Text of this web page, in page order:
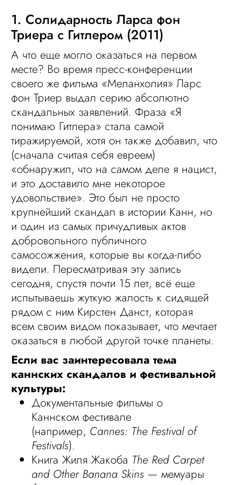
1. Солидарность Ларса фон
Триера с Гитлером (2011)
А что еще могло оказаться на первом
месте? Во время пресс-конференции
своего же фильма «Меланхолия» Ларс
фон Триер выдал серию абсолютно
скандальных заявлений. Фраза «Я
понимаю Гитлера» стала самой
тиражируемой, хотя он также добавил, что
(сначала считая себя евреем)
«обнаружил, что на самом деле я нацист,
и это доставило мне некоторое
удовольствие». Это был не просто
крупнейший скандал в истории Канн, но
и один из самых причудливых актов
добровольного публичного
самосожжения, которые вы когда-либо
видели. Пересматривая эту запись
сегодня, спустя почти 15 лет, всё еще
испытываешь жуткую жалость к сидящей
рядом с ним Кирстен Данст, которая
всем своим видом показывает, что мечтает
оказаться в любой другой точке планеты.
Если вас заинтересовала тема
каннских скандалов и фестивальной
культуры:
Документальные фильмы о
Каннском фестивале
(например, Cannes: The Festival of
Festivals).
Книга Жиля Жакоба The Red Carpet
and Other Banana Skins — мемуары